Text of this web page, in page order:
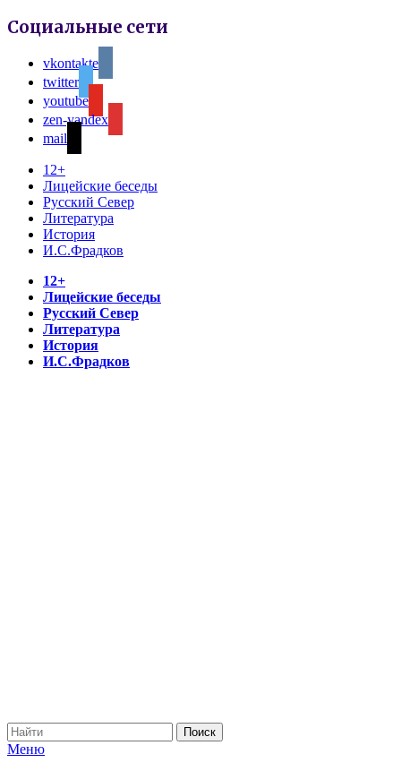
Социальные сети
vkontakte
twitter
youtube
zen-yandex
mail
12+
Лицейские беседы
Русский Север
Литература
История
И.С.Фрадков
12+
Лицейские беседы
Русский Север
Литература
История
И.С.Фрадков
Меню